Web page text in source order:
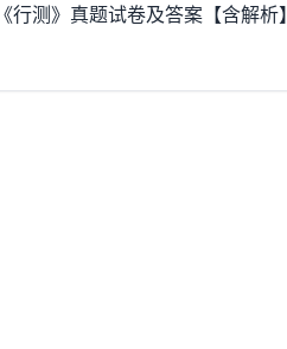
测》真题试卷及答案【含解析】